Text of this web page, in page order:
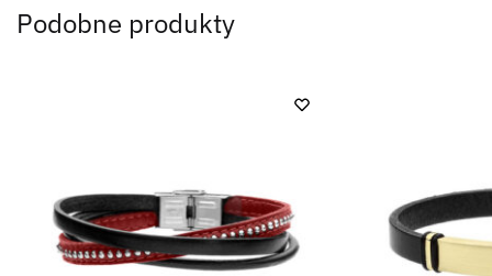
Podobne produkty